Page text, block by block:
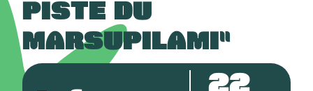
PISTE DU
MARSUPILAMI"